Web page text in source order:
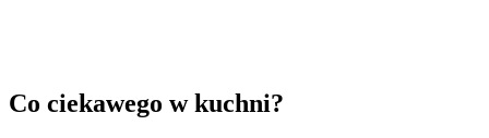
Co ciekawego w kuchni?